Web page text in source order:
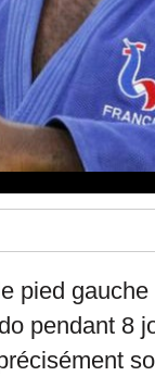
pied
pendant 8